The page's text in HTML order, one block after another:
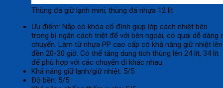
Thùng đá giữ lạnh mini, thùng đá nhựa 12 lít
Ưu điểm: Nắp có khóa cố định giúp lớp cách nhiệt bên
trong bị ngăn cách triệt để với bên ngoài, có quai dễ dàng
chuyển. Làm từ nhựa PP cao cấp có khả năng giữ nhiệt lên
đền 20-30 giờ. Có thể tăng dung tích thùng lên 24 lít, 34 lít
để phù hợp với các chuyến đi khác nhau
Khả năng giữ lạnh/giữ nhiệt: 5/5
Độ bền: 5/5